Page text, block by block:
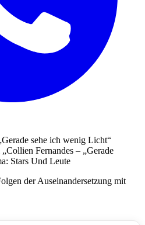
Fernandes – „Gerade
Stars Und Leute
der Auseinandersetzung mit